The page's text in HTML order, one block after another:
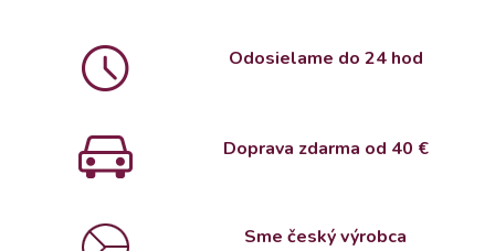
Odosielame do 24 hod
Doprava zdarma od 40 €
Sme český výrobca